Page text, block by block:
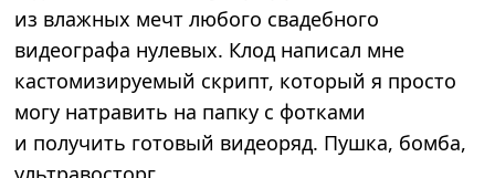
из влажных мечт любого свадебного
видеографа нулевых. Клод написал мне
кастомизируемый скрипт, который я просто
могу натравить на папку с фотками
и получить готовый видеоряд. Пушка, бомба,